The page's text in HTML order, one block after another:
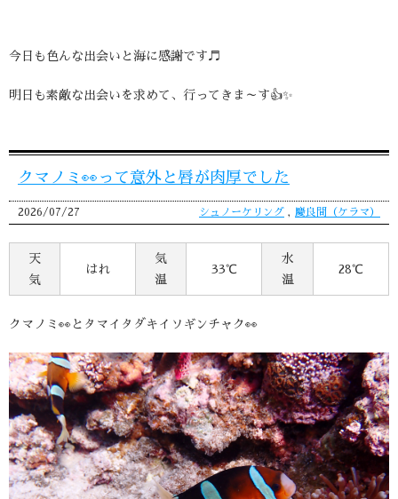
今日も色んな出会いと海に感謝です♬
明日も素敵な出会いを求めて、行ってきま～す👍✨
クマノミ👀って意外と唇が肉厚でした
2026/07/27 シュノーケリング , 慶良間（ケラマ）
天
気
はれ
気
温
33℃
水
温
28℃
クマノミ👀とタマイタダキイソギンチャク👀